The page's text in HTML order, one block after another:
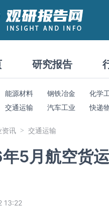
研究报告
能源材料 钢铁冶金 化学
交通运输 汽车工业 快递
资讯 交通运输
5月航空货
13:22